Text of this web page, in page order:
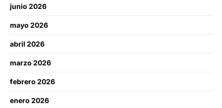
junio 2026
mayo 2026
abril 2026
marzo 2026
febrero 2026
enero 2026